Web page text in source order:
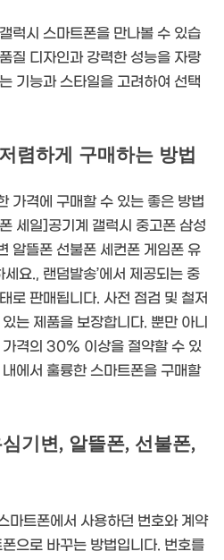
럭시 스마트폰을 만나볼 수 있습
질 디자인과 강력한 성능을 자랑
기능과 스타일을 고려하여 선택
렴하게 구매하는 방법
가격에 구매할 수 있는 좋은 방법
세일]공기계 갤럭시 중고폰 삼성
알뜰폰 선불폰 세컨폰 게임폰 유
요., 랜덤발송’에서 제공되는 중
로 판매됩니다. 사전 점검 및 철저
는 제품을 보장합니다. 뿐만 아니
격의 30% 이상을 절약할 수 있
에서 훌륭한 스마트폰을 구매할
기변, 알뜰폰, 선불폰,
마트폰에서 사용하던 번호와 계약
으로 바꾸는 방법입니다. 번호를